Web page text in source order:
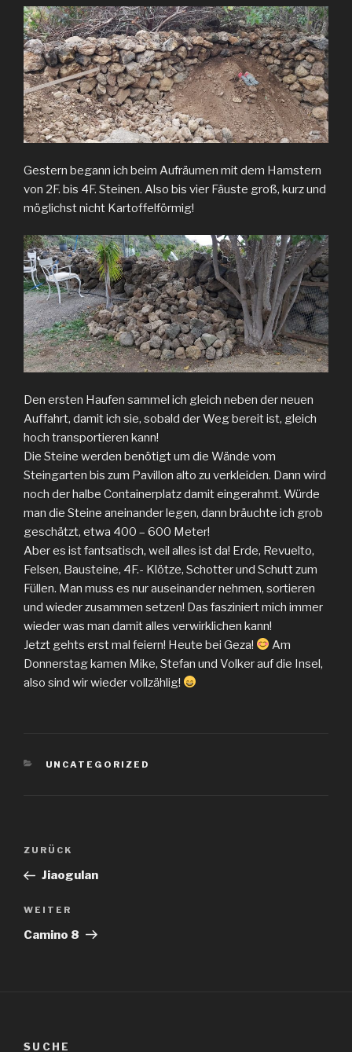
Gestern begann ich beim Aufräumen mit dem Hamstern
von 2F. bis 4F. Steinen. Also bis vier Fäuste groß, kurz und
möglichst nicht Kartoffelförmig!
Den ersten Haufen sammel ich gleich neben der neuen
Auffahrt, damit ich sie, sobald der Weg bereit ist, gleich
hoch transportieren kann!
Die Steine werden benötigt um die Wände vom
Steingarten bis zum Pavillon alto zu verkleiden. Dann wird
noch der halbe Containerplatz damit eingerahmt. Würde
man die Steine aneinander legen, dann bräuchte ich grob
geschätzt, etwa 400 – 600 Meter!
Aber es ist fantsatisch, weil alles ist da! Erde, Revuelto,
Felsen, Bausteine, 4F.- Klötze, Schotter und Schutt zum
Füllen. Man muss es nur auseinander nehmen, sortieren
und wieder zusammen setzen! Das fasziniert mich immer
wieder was man damit alles verwirklichen kann!
Jetzt gehts erst mal feiern! Heute bei Geza!
Am
Donnerstag kamen Mike, Stefan und Volker auf die Insel,
also sind wir wieder vollzählig!
KATEGORIEN
UNCATEGORIZED
Beitragsnavigation
Vorheriger
Beitrag
ZURÜCK
Jiaogulan
Nächster
Beitrag
WEITER
Camino 8
SUCHE